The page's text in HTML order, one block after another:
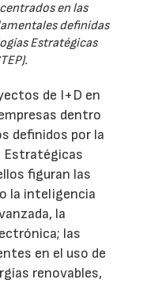
en las
definidas
Estratégicas
de I+D en
dentro
definidos por la
Estratégicas
figuran las
la inteligencia
la
las
en el uso de
renovables,